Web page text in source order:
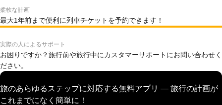
柔軟な計画
最大1年前まで便利に列車チケットを予約できます！
実際の人によるサポート
お困りですか？旅行前や旅行中にカスタマーサポートにお問い合わせく
ださい。
旅のあらゆるステップに対応する無料アプリ — 旅行の計画が
これまでになく簡単に！